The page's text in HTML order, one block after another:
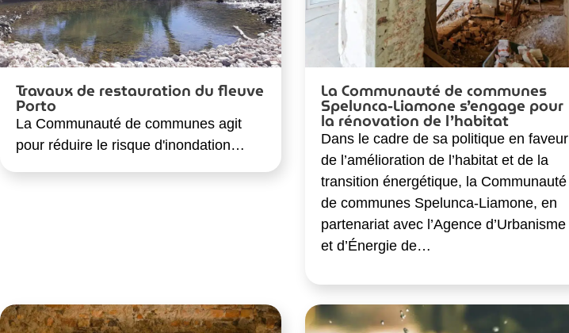
Travaux de restauration du fleuve
Porto
La Communauté de communes agit
pour réduire le risque d'inondation…
La Communauté de communes
Spelunca-Liamone s’engage pour
la rénovation de l’habitat
Dans le cadre de sa politique en faveur
de l’amélioration de l’habitat et de la
transition énergétique, la Communauté
de communes Spelunca-Liamone, en
partenariat avec l’Agence d’Urbanisme
et d’Énergie de…